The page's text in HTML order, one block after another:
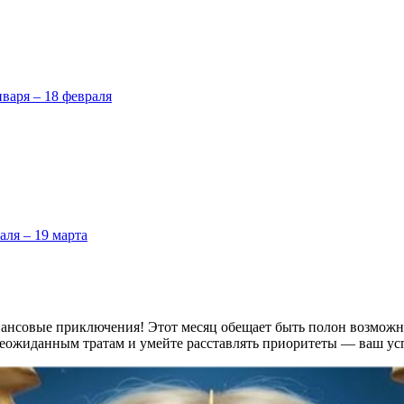
– 18 февраля
– 19 марта
приключения! Этот месяц обещает быть полон
тратам и умейте расставлять приоритеты — ваш